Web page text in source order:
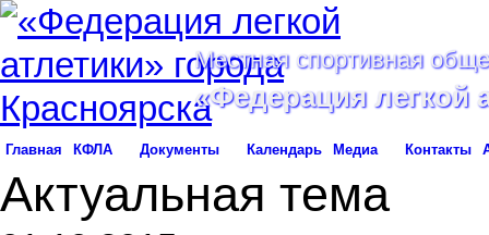
Местная спортивная
«Федерация легкой
Главная КФЛА Документы Календарь Медиа Контакты
Актуальная тема